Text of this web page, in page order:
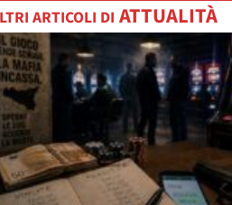
ARTICOLI DI ATTUALITÀ